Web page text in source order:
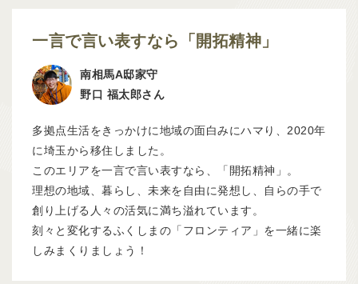
一言で言い表すなら 「開拓精神」
南相馬A邸家守
野口 福太郎さん
多拠点生活をきっかけに地域の面白みにハマり、2020年
に埼玉から移住しました。
このエリアを一言で言い表すなら、「開拓精神」。
理想の地域、暮らし、未来を自由に発想し、自らの手で
創り上げる人々の活気に満ち溢れています。
刻々と変化するふくしまの「フロンティア」を一緒に楽
しみまくりましょう！